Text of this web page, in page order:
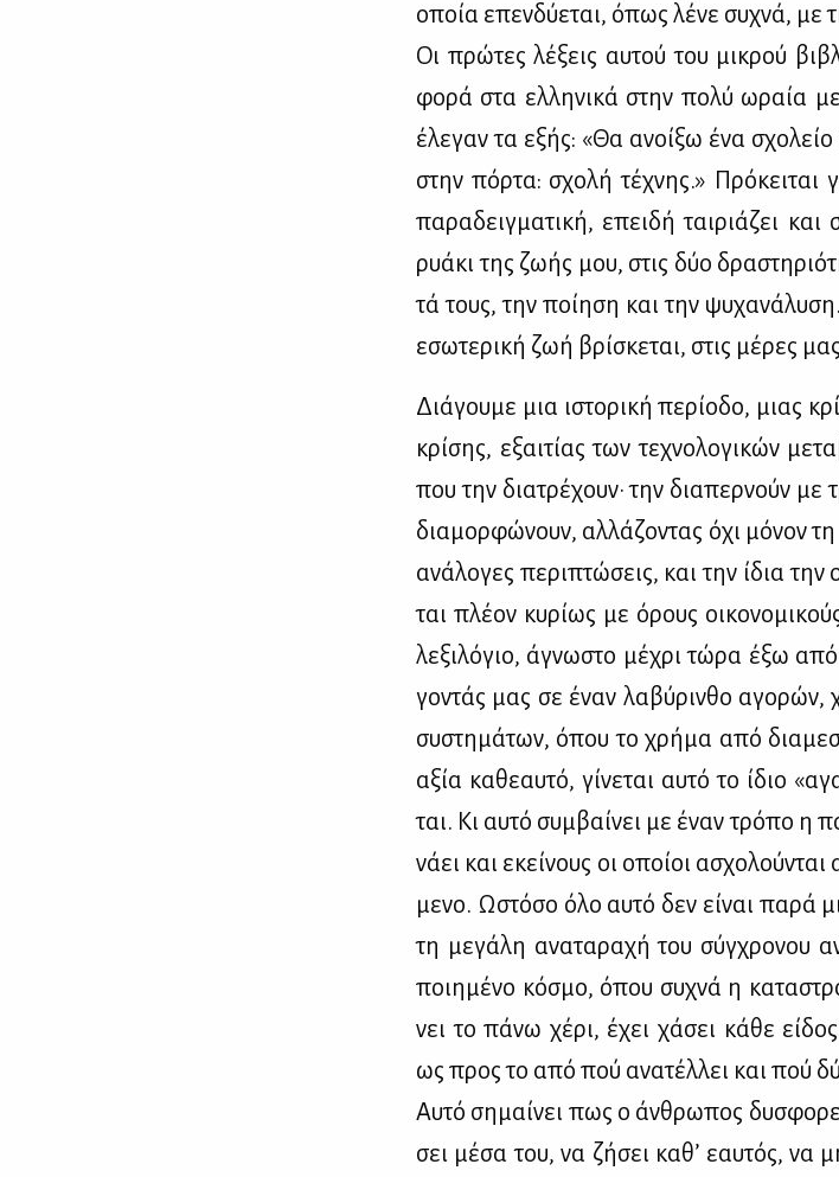
οποία επεν­δύ­ε­ται, όπως λέ­νε συ­χνά,
Οι πρώ­τες λέ­ξεις αυ­τού του μι­κρού
φο­ρά στα ελ­λη­νι­κά στην πο­λύ ωραία
έλε­γαν τα εξής: «Θα ανοί­ξω ένα
στην πόρ­τα: σχο­λή τέ­χνης.»
πα­ρα­δειγ­μα­τι­κή, επει­δή ται­ριά­ζει και
ρυά­κι της ζω­ής μου, στις δύο
τά τους, την ποί­η­ση και την
εσω­τε­ρι­κή ζωή βρί­σκε­ται, στις μέ­ρες
Διά­γου­με μια ιστο­ρι­κή πε­ρί­ο­δο, μιας
κρί­σης, εξαι­τί­ας των τε­χνο­λο­γι­κών
που την δια­τρέ­χουν· την δια­περ­νούν
δια­μορ­φώ­νουν, αλ­λά­ζο­ντας όχι μό­νον
ανά­λο­γες πε­ρι­πτώ­σεις, και την ίδια
ται πλέ­ον κυ­ρί­ως με όρους
λε­ξι­λό­γιο, άγνω­στο μέ­χρι τώ­ρα έξω
γο­ντάς μας σε έναν λα­βύ­ριν­θο αγο­ρών,
συ­στη­μά­των, όπου το χρή­μα από
αξία κα­θε­αυ­τό, γί­νε­ται αυ­τό το ίδιο
ται. Κι αυ­τό συμ­βαί­νει με έναν τρό­πο η
νά­ει και εκεί­νους οι οποί­οι
με­νο. Ωστό­σο όλο αυ­τό δεν εί­ναι πα­ρά
τη με­γά­λη ανα­τα­ρα­χή του σύγ­χρο­νου
ποι­η­μέ­νο κό­σμο, όπου συ­χνά η
νει το πά­νω χέ­ρι, έχει χά­σει κά­θε
ως προς το από πού ανα­τέλ­λει και πού
Αυ­τό ση­μαί­νει πως ο άν­θρω­πος
σει μέ­σα του, να ζή­σει κα­θ’ εαυ­τός, να